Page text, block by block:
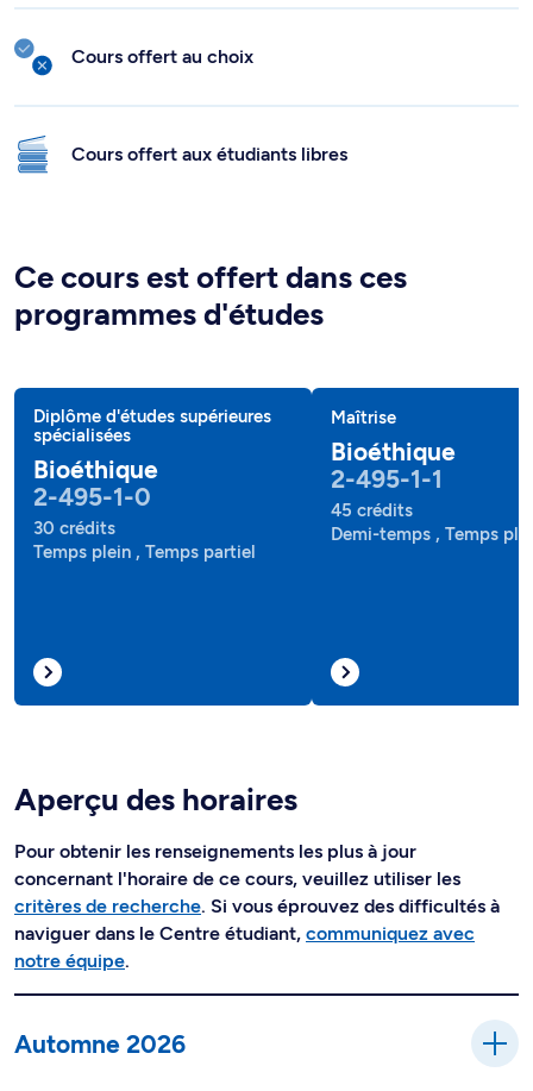
Cours offert au choix
Cours offert aux étudiants libres
Ce cours est offert dans ces
programmes d'études
Diplôme d'études supérieures
spécialisées
Bioéthique
2-495-1-0
30 crédits
Temps plein , Temps partiel
Maîtrise
Bioéthique
2-495-1-1
45 crédits
Demi-temps , Temps
Aperçu des horaires
Pour obtenir les renseignements les plus à jour
concernant l'horaire de ce cours, veuillez utiliser les
critères de recherche. Si vous éprouvez des difficultés à
naviguer dans le Centre étudiant, communiquez avec
notre équipe.
Automne 2026